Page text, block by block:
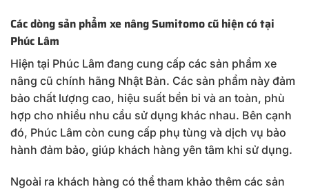
Các dòng sản phẩm xe nâng Sumitomo cũ hiện có tại
Phúc Lâm
Hiện tại Phúc Lâm đang cung cấp các sản phẩm xe
nâng cũ chính hãng Nhật Bản. Các sản phẩm này đảm
bảo chất lượng cao, hiệu suất bền bỉ và an toàn, phù
hợp cho nhiều nhu cầu sử dụng khác nhau. Bên cạnh
đó, Phúc Lâm còn cung cấp phụ tùng và dịch vụ bảo
hành đảm bảo, giúp khách hàng yên tâm khi sử dụng.
Ngoài ra khách hàng có thể tham khảo thêm các sản